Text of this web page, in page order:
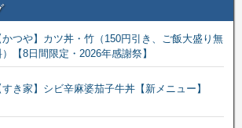
かつや】カツ丼・竹（150円引き、ご飯大盛り無
）【8日間限定・2026年感謝祭】
すき家】シビ辛麻婆茄子牛丼【新メニュー】